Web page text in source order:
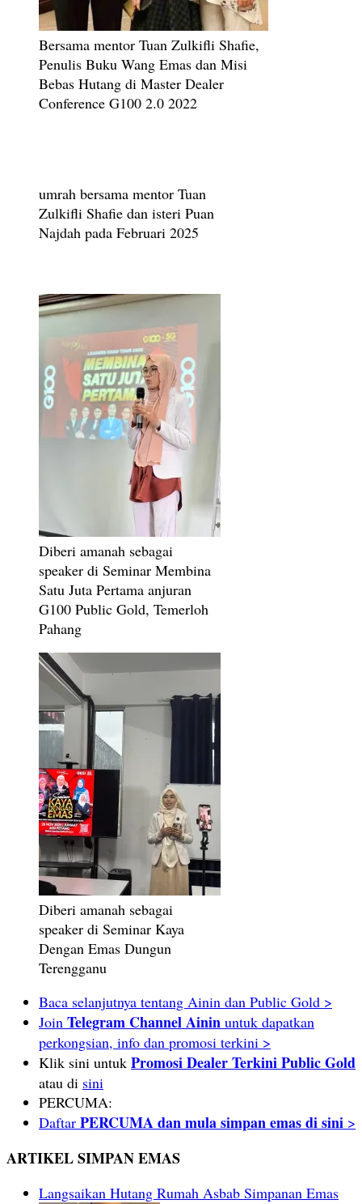
Bersama mentor Tuan Zulkifli Shafie,
Penulis Buku Wang Emas dan Misi
Bebas Hutang di Master Dealer
Conference G100 2.0 2022
umrah bersama mentor Tuan
Zulkifli Shafie dan isteri Puan
Najdah pada Februari 2025
Diberi amanah sebagai
speaker di Seminar Membina
Satu Juta Pertama anjuran
G100 Public Gold, Temerloh
Pahang
Diberi amanah sebagai
speaker di Seminar Kaya
Dengan Emas Dungun
Terengganu
Baca selanjutnya tentang Ainin dan Public Gold >
Join Telegram Channel Ainin untuk dapatkan
perkongsian, info dan promosi terkini >
Klik sini untuk Promosi Dealer Terkini Public Gold
atau di sini
PERCUMA:
Daftar PERCUMA dan mula simpan emas di sini >
ARTIKEL SIMPAN EMAS
Langsaikan Hutang Rumah Asbab Simpanan Emas